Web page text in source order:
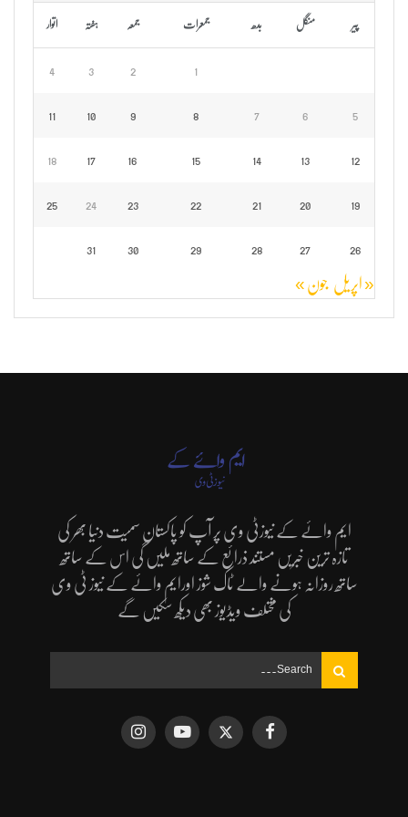
پیر منگل بدھ جمعرات جمعہ ہفتہ اتوار
1
2
3
4
5
6
7
8
9
10
11
12
13
14
15
16
17
18
19
20
21
22
23
24
25
26
27
28
29
30
31
« اپریل جون »
ایم وائے کے نیوزٹی وی پر آپ کو پاکستان سمیت دنیا بھر کی
تازہ ترین خبریں مستند ذرائع کے ساتھ ملیں گی اس کے ساتھ
ساتھ روزانہ ہونے والے ٹاک شوز اورایم وائے کے نیوز ٹی وی
کی مختلف ویڈیوز بھی دیکھ سکیں گے